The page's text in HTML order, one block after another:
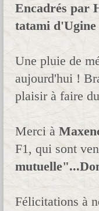
Encadrés par
tatami d'Ugine
Une pluie de
aujourd'hui !
plaisir à faire
Merci à
F1, qui sont
Félicitations à